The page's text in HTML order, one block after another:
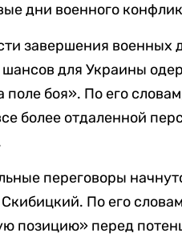
дни военного
завершения военных
для Украины
поле боя». По его
более отдаленной
переговоры
По его
позицию» перед